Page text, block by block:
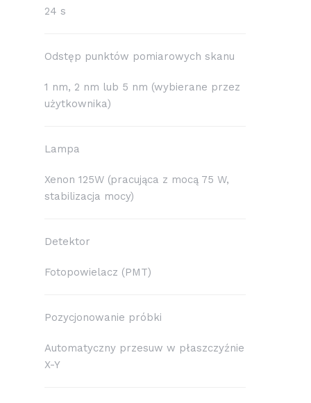
24 s
Odstęp punktów pomiarowych skanu
1 nm, 2 nm lub 5 nm (wybierane przez
użytkownika)
Lampa
Xenon 125W (pracująca z mocą 75 W,
stabilizacja mocy)
Detektor
Fotopowielacz (PMT)
Pozycjonowanie próbki
Automatyczny przesuw w płaszczyźnie
X-Y